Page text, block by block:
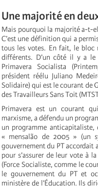
Une majorité en
Mais pourquoi la majorité a-t-
C’est une définition qui a
tous les votes. En fait, le bloc
différents. D’un côté il y a le
Primavera Socialista
président réélu Juliano
Solidaire) qui est le courant de
des Travailleurs Sans Toit
Primavera est un courant
marxisme, a défendu un
un programme anticapitaliste,
« mensalão de 2005 » (un
gouvernement du PT
pour s’assurer de leur vote à
(Force Socialiste, comme le
le gouvernement du PT et
ministère de l’Éducation. Ils